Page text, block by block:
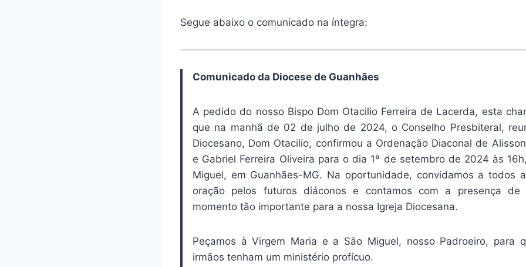
Segue abaixo o comunicado na íntegra:
Comunicado da Diocese de Guanhães
A pedido do nosso Bispo Dom Otacilio Ferreira de Lacerda, esta
que na manhã de 02 de julho de 2024, o Conselho Presbiteral,
Diocesano, Dom Otacilio, confirmou a Ordenação Diaconal de
e Gabriel Ferreira Oliveira para o dia 1º de setembro de 2024 às
Miguel, em Guanhães-MG. Na oportunidade, convidamos a todos
oração pelos futuros diáconos e contamos com a presença
momento tão importante para a nossa Igreja Diocesana.
Peçamos à Virgem Maria e a São Miguel, nosso Padroeiro, para
irmãos tenham um ministério profícuo.